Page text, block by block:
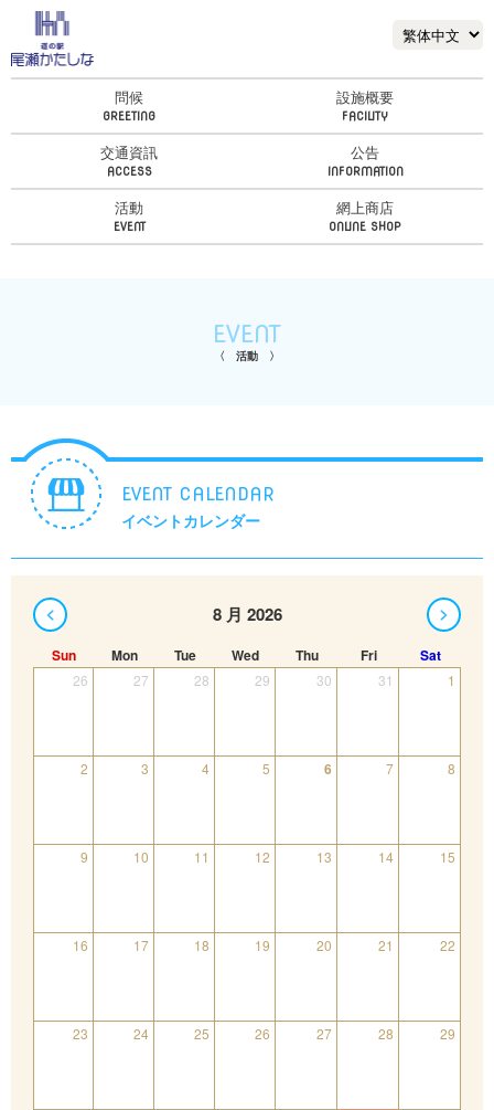
問候 設施概要
交通資訊 公告
活動 網上商店
EVENT
活動
EVENT CALENDAR
イベントカレンダー
8 月 2026
Sun Mon Tue Wed Thu Fri Sat
26 27 28 29 30 31 1
2 3 4 5 6 7 8
9 10 11 12 13 14 15
16 17 18 19 20 21 22
23 24 25 26 27 28 29